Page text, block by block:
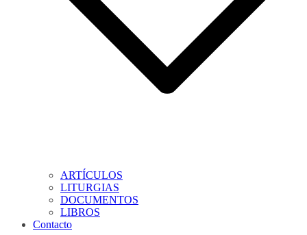
ARTÍCULOS
LITURGIAS
DOCUMENTOS
LIBROS
Contacto